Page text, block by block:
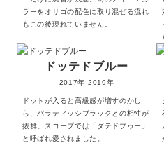
ラーをオリゴの配色に取り混ぜる流れ
もこの後現れていません。
ドッテドブルー
2017年-2019年
ドットが入ると高級感が増すのかし
ら、パラティッシブラックとの相性が
抜群。スコープでは「ダテドブゥー」
と呼ばれ愛されました。